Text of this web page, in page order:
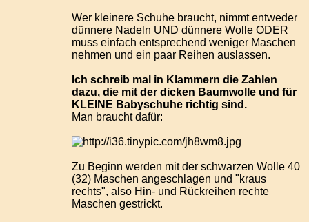
Wer kleinere Schuhe braucht, nimmt entweder
dünnere Nadeln UND dünnere Wolle ODER
muss einfach entsprechend weniger Maschen
nehmen und ein paar Reihen auslassen.
Ich schreib mal in Klammern die Zahlen
dazu, die mit der dicken Baumwolle und für
KLEINE Babyschuhe richtig sind.
Man braucht dafür:
Zu Beginn werden mit der schwarzen Wolle 40
(32) Maschen angeschlagen und "kraus
rechts", also Hin- und Rückreihen rechte
Maschen gestrickt.